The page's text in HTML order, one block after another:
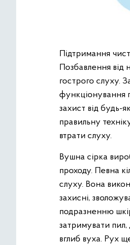
Підтримання
Позбавлення від
гострого слуху.
функціонування
захист від будь-
правильну
втрати слуху.
Вушна сірка
проходу. Певна
слуху. Вона
захисні,
подразненню
затримувати
вглиб вуха. Рух